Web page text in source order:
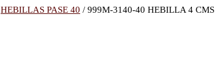
HEBILLAS PASE 40 / 999M-3140-40 HEBILLA 4 CMS